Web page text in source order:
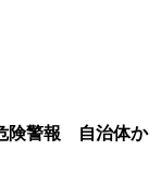
険警報 自治体か